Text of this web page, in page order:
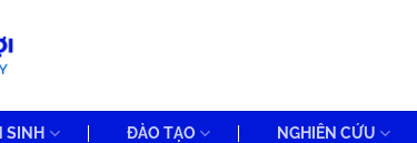
SINH ĐÀO TẠO NGHIÊN CỨU